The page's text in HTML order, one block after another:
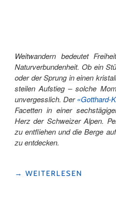
Weitwandern bedeutet
Naturverbundenheit. Ob ein
oder der Sprung in einen
steilen Aufstieg – solche
unvergesslich. Der«Gotthard-
Facetten in einer
Herz der Schweizer Alpen.
zu entfliehen und die Berge
zu entdecken.
"HOCH
→ WEITERLESEN